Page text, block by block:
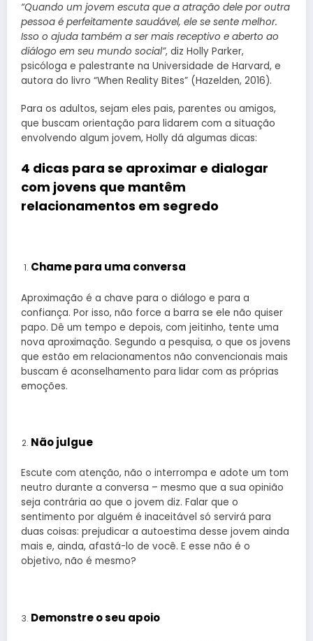
“Quando um jovem escuta que a atração dele por outra
pessoa é perfeitamente saudável, ele se sente melhor.
Isso o ajuda também a ser mais receptivo e aberto ao
diálogo em seu mundo social”, diz Holly Parker,
psicóloga e palestrante na Universidade de Harvard, e
autora do livro “When Reality Bites” (Hazelden, 2016).
Para os adultos, sejam eles pais, parentes ou amigos,
que buscam orientação para lidarem com a situação
envolvendo algum jovem, Holly dá algumas dicas:
4 dicas para se aproximar e dialogar
com jovens que mantêm
relacionamentos em segredo
Chame para uma conversa
Aproximação é a chave para o diálogo e para a
confiança. Por isso, não force a barra se ele não quiser
papo. Dê um tempo e depois, com jeitinho, tente uma
nova aproximação. Segundo a pesquisa, o que os jovens
que estão em relacionamentos não convencionais mais
buscam é aconselhamento para lidar com as próprias
emoções.
Não julgue
Escute com atenção, não o interrompa e adote um tom
neutro durante a conversa – mesmo que a sua opinião
seja contrária ao que o jovem diz. Falar que o
sentimento por alguém é inaceitável só servirá para
duas coisas: prejudicar a autoestima desse jovem ainda
mais e, ainda, afastá-lo de você. E esse não é o
objetivo, não é mesmo?
Demonstre o seu apoio